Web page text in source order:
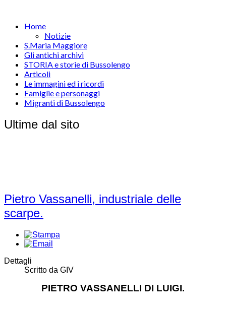
Home
Notizie
S.Maria Maggiore
Gli antichi archivi
STORIA e storie di Bussolengo
Articoli
Le immagini ed i ricordi
Famiglie e personaggi
Migranti di Bussolengo
Ultime dal sito
Pietro Vassanelli, industriale delle
scarpe.
Dettagli
Scritto da GIV
PIETRO VASSANELLI DI LUIGI.